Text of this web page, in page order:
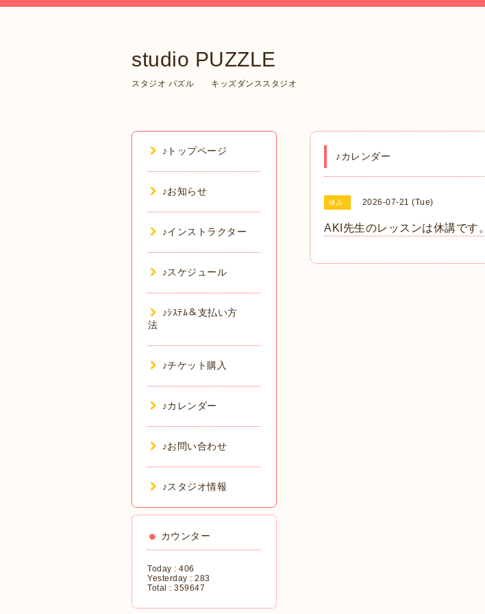
studio PUZZLE
スタジオ パズル キッズダンススタジオ
♪カレンダー
休み 2026-07-21 (Tue)
AKI先生のレッスンは休講です。
♪トップページ
♪お知らせ
♪インストラクター
♪スケジュール
♪ｼｽﾃﾑ＆支払い方
法
♪チケット購入
♪カレンダー
♪お問い合わせ
♪スタジオ情報
カウンター
Today : 406
Yesterday : 283
Total : 359647